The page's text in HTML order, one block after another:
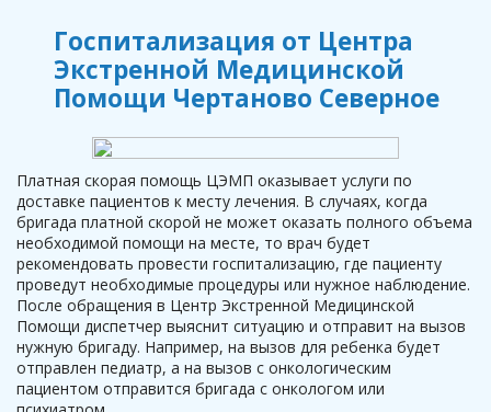
Госпитализация от Центра
Экстренной Медицинской
Помощи Чертаново Северное
Платная скорая помощь ЦЭМП оказывает услуги по
доставке пациентов к месту лечения. В случаях, когда
бригада платной скорой не может оказать полного объема
необходимой помощи на месте, то врач будет
рекомендовать провести госпитализацию, где пациенту
проведут необходимые процедуры или нужное наблюдение.
После обращения в Центр Экстренной Медицинской
Помощи диспетчер выяснит ситуацию и отправит на вызов
нужную бригаду. Например, на вызов для ребенка будет
отправлен педиатр, а на вызов с онкологическим
пациентом отправится бригада с онкологом или